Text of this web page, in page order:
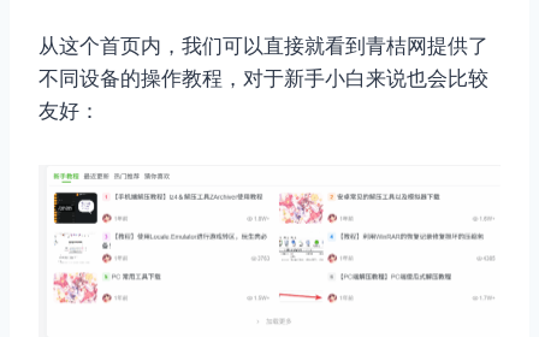
从这个首页内，我们可以直接就看到青桔网提供了
不同设备的操作教程，对于新手小白来说也会比较
友好：